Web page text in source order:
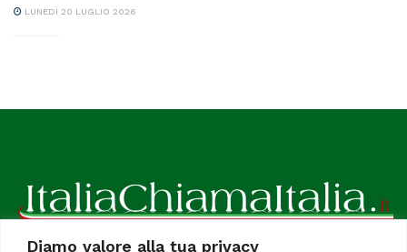
Diamo valore alla tua privacy
LUNEDÌ 20 LUGLIO 2026